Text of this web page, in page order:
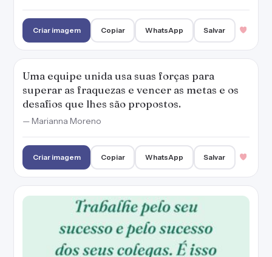
Criar imagem Copiar WhatsApp Salvar
Uma equipe unida usa suas forças para
superar as fraquezas e vencer as metas e os
desafios que lhes são propostos.
— Marianna Moreno
Criar imagem Copiar WhatsApp Salvar